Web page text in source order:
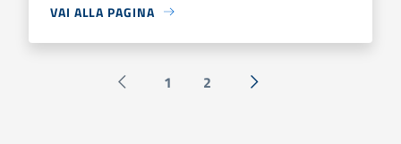
VAI ALLA PAGINA
Pagina precedente
1 2 Successiva »